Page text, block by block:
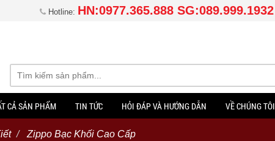
Hotline: HN:0977.365.888 SG:089.999.1932
CẢ SẢN PHẨM TIN TỨC HỎI ĐÁP VÀ HƯỚNG DẪN VỀ CHÚNG TÔI
Zippo Bạc Khối Cao Cấp